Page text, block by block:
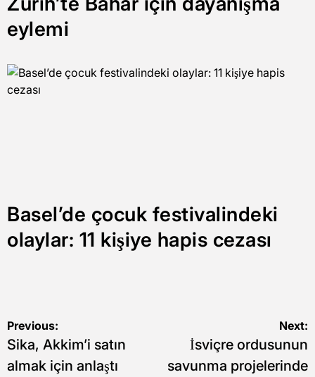
eylemi
Basel’de çocuk festivalindeki
olaylar: 11 kişiye hapis cezası
Yazı
gezinmesi
Previous:
Sika, Akkim’i satın
almak için anlaştı
Next:
İsviçre ordusunun
savunma projelerinde